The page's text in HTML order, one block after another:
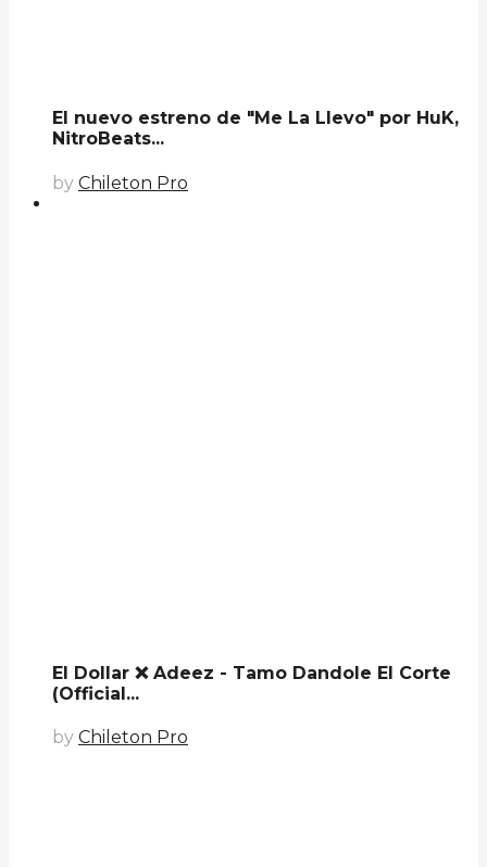
El nuevo estreno de "Me La Llevo" por HuK,
NitroBeats...
by Chileton Pro
El Dollar ❌ Adeez - Tamo Dandole El Corte
(Official...
by Chileton Pro